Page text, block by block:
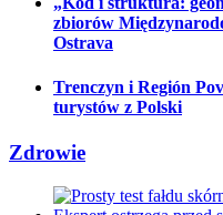
zbiorów
Ostrava
Trenczyn i Región
turystów z Polski
Zdrowie